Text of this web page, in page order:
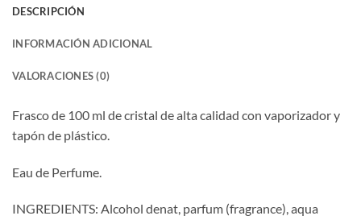
DESCRIPCIÓN
INFORMACIÓN ADICIONAL
VALORACIONES (0)
Frasco de 100 ml de cristal de alta calidad con vaporizador y
tapón de plástico.
Eau de Perfume.
INGREDIENTS: Alcohol denat, parfum (fragrance), aqua